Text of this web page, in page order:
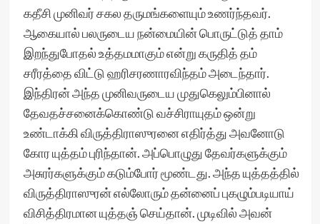
கதீசி முனிவர் சகல தருமங்களையும் உணர்ந்தவர்.
ஆகையால் பலருடைய நன்மையின் பொருட்டுத் தாம்
இறந்துபோதல் உத்தமமாகும் என்று கருதித் தம்
சரீரத்தை விட்டு ஹரிசரணாரவிந்தம் அடைந்தார்.
இந்திரன் அந்த முனிவருடைய முதுகெலும்பினால்
தேவதச்சனைக்கொண்டு வச்சிராயுதம் ஒன்று
உண்டாக்கி விருத்திராஸுரனை எதிர்த்து அவனோடு
கோர யுத்தம் புரிந்தான். அப்பொழுது தேவர்களுக்கும்
அசுரர்களுக்கும் கடும்போர் மூண்டது. அந்த யுத்தத்தில்
விருத்திராஸுரன் எல்லோரும் தன்னைப் புகழும்படியாய்
விசித்திரமான யுத்தஞ் செய்தான். முடிவில் அவன்